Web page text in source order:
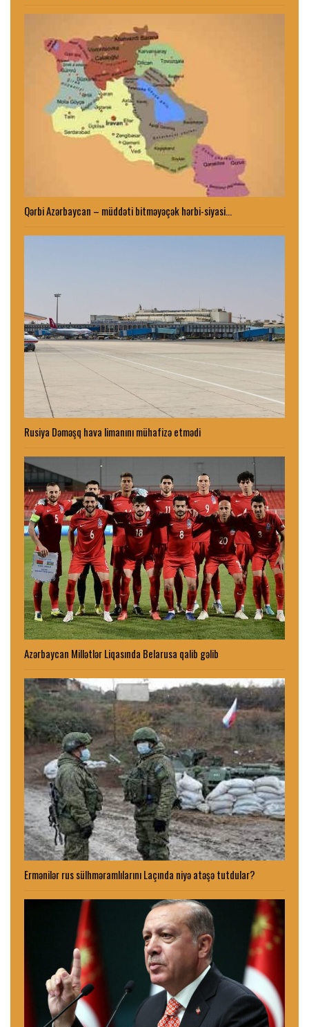
Qərbi Azərbaycan – müddəti bitməyəçək hərbi-siyasi…
Rusiya Dəməşq hava limanını mühafizə etmədi
Azərbaycan Millətlər Liqasında Belarusa qalib gəlib
Ermənilər rus sülhməramlılarını Laçında niyə atəşə tutdular?